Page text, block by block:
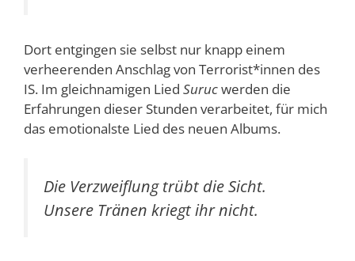
Dort entgingen sie selbst nur knapp einem
verheerenden Anschlag von Terrorist*innen des
IS. Im gleichnamigen Lied Surucwerden die
Erfahrungen dieser Stunden verarbeitet, für mich
das emotionalste Lied des neuen Albums.
Die Verzweiflung trübt die Sicht.
Unsere Tränen kriegt ihr nicht.